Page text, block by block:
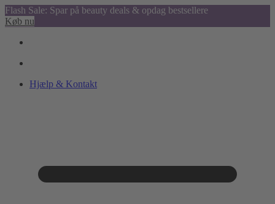
Flash Sale: Spar på beauty deals & opdag bestsellere
Køb nu
Hjælp & Kontakt